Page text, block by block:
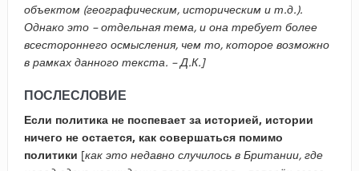
объектом (географическим, историческим и т.д.).
Однако это – отдельная тема, и она требует более
всестороннего осмысления, чем то, которое возможно
в рамках данного текста. – Д.К.]
ПОСЛЕСЛОВИЕ
Если политика не поспевает за историей, истории
ничего не остается, как совершаться помимо
политики [как это недавно случилось в Британии, где